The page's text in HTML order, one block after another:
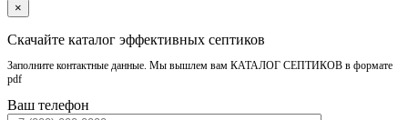
×
Скачайте каталог эффективных септиков
Заполните контактные данные. Мы вышлем вам КАТАЛОГ СЕПТИКОВ в формате
pdf
Ваш телефон